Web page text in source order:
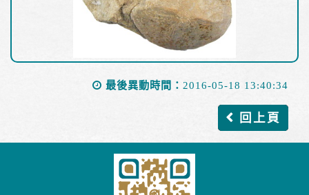
最後異動時間： 2016-05-18 13:40:34
回上頁